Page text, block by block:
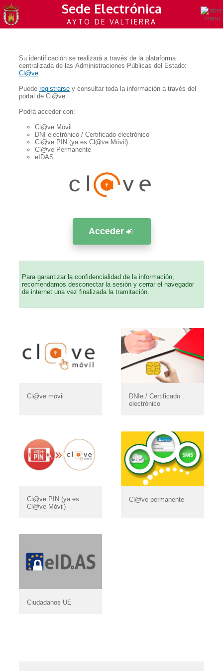
Sede Electrónica
AYTO DE VALTIERRA
Su identificación se realizará a través de la plataforma
centralizada de las Administraciones Públicas del Estado:
Cl@ve
Puede registrarse y consultar toda la información a través del
portal de Cl@ve.
Podrá acceder con:
Cl@ve Móvil
DNI electrónico / Certificado electrónico
Cl@ve PIN (ya es Cl@ve Móvil)
Cl@ve Permanente
eIDAS
Acceder
Para garantizar la confidencialidad de la información,
recomendamos desconectar la sesión y cerrar el navegador
de internet una vez finalizada la tramitación.
Cl@ve móvil
DNIe / Certificado
electrónico
Cl@ve PIN (ya es
Cl@ve Móvil)
Cl@ve permanente
Ciudadanos UE